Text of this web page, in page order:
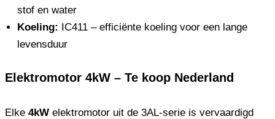
stof en water
Koeling:
IC411 – efficiënte koeling voor een lange
levensduur
Elektromotor 4kW – Te koop Nederland
Elke 4kW elektromotor uit de 3AL-serie is vervaardigd